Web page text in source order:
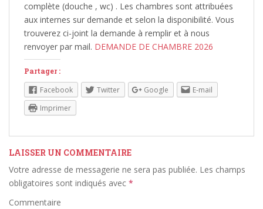
complète (douche , wc) . Les chambres sont attribuées
aux internes sur demande et selon la disponibilité. Vous
trouverez ci-joint la demande à remplir et à nous
renvoyer par mail. DEMANDE DE CHAMBRE 2026
Partager :
Facebook Twitter Google
E-mail
Imprimer
LAISSER UN COMMENTAIRE
Votre adresse de messagerie ne sera pas publiée. Les champs
obligatoires sont indiqués avec *
Commentaire